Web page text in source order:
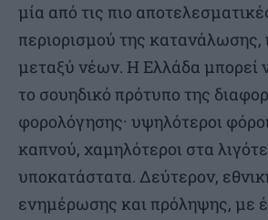
μία από τις πιο
περιορισμού της κατανάλωσης,
μεταξύ νέων. Η Ελλάδα μπορεί
το σουηδικό πρότυπο της
φορολόγησης· υψηλότεροι
καπνού, χαμηλότεροι στα
υποκατάστατα. Δεύτερον,
ενημέρωσης και πρόληψης, με